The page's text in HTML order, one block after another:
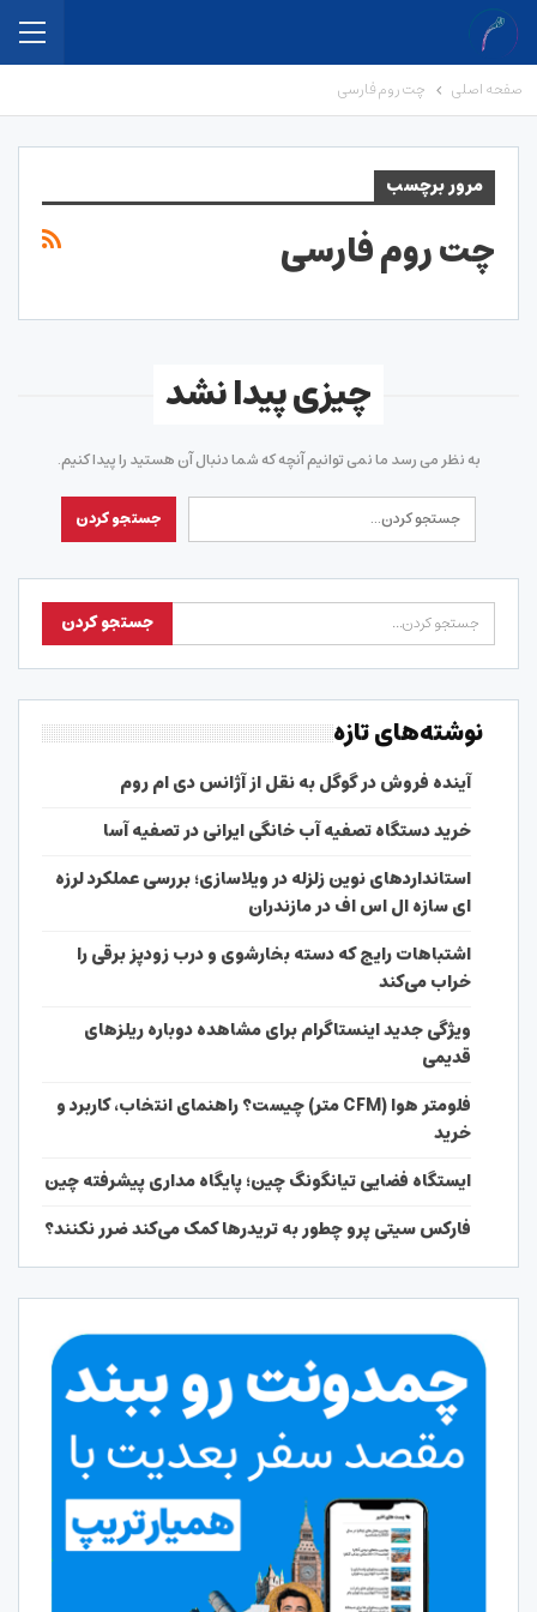
صفحه اصلی چت روم فارسی
مرور برچسب
چت روم فارسی
چیزی پیدا نشد
به نظر می رسد ما نمی توانیم آنچه که شما دنبال آن هستید را پیدا کنیم.
نوشته‌های تازه
آینده فروش در گوگل به نقل از آژانس دی ام روم
خرید دستگاه تصفیه آب خانگی ایرانی در تصفیه آسا
استانداردهای نوین زلزله در ویلاسازی؛ بررسی عملکرد لرزه
ای سازه ال اس اف در مازندران
اشتباهات رایج که دسته بخارشوی و درب زودپز برقی را
خراب می‌کند
ویژگی جدید اینستاگرام برای مشاهده دوباره ریلزهای
قدیمی
فلومتر هوا (CFM متر) چیست؟ راهنمای انتخاب، کاربرد و
خرید
ایستگاه فضایی تیانگونگ چین؛ پایگاه مداری پیشرفته چین
فارکس سیتی پرو چطور به تریدرها کمک می‌کند ضرر نکنند؟